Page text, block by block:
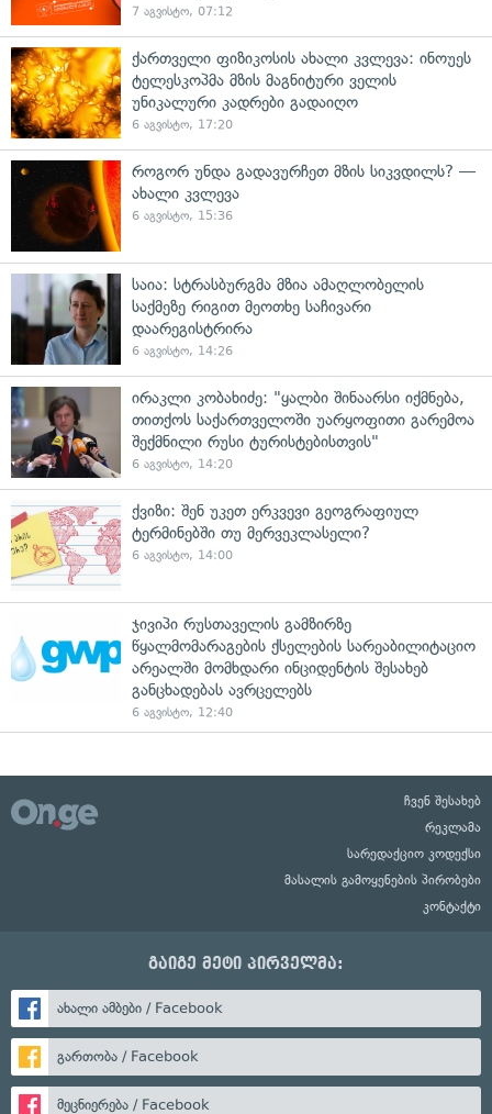
7 აგვისტო, 07:12
ქართველი ფიზიკოსის ახალი კვლევა: ინოუეს
ტელესკოპმა მზის მაგნიტური ველის
უნიკალური კადრები გადაიღო
6 აგვისტო, 17:20
როგორ უნდა გადავურჩეთ მზის სიკვდილს? —
ახალი კვლევა
6 აგვისტო, 15:36
საია: სტრასბურგმა მზია ამაღლობელის
საქმეზე რიგით მეოთხე საჩივარი
დაარეგისტრირა
6 აგვისტო, 14:26
ირაკლი კობახიძე: "ყალბი შინაარსი იქმნება,
თითქოს საქართველოში უარყოფითი გარემოა
შექმნილი რუსი ტურისტებისთვის"
6 აგვისტო, 14:20
ქვიზი: შენ უკეთ ერკვევი გეოგრაფიულ
ტერმინებში თუ მერვეკლასელი?
6 აგვისტო, 14:00
ჯივიპი რუსთაველის გამზირზე
წყალმომარაგების ქსელების სარეაბილიტაციო
არეალში მომხდარი ინციდენტის შესახებ
განცხადებას ავრცელებს
6 აგვისტო, 12:40
ჩვენ შესახებ
რეკლამა
სარედაქციო კოდექსი
მასალის გამოყენების პირობები
კონტაქტი
გაიგე მეტი პირველმა:
ახალი ამბები / Facebook
გართობა / Facebook
მეცნიერება / Facebook